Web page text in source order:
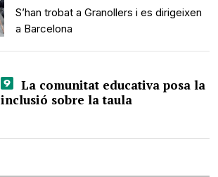
S’han trobat a Granollers i es dirigeixen
a Barcelona
La comunitat educativa posa la
inclusió sobre la taula